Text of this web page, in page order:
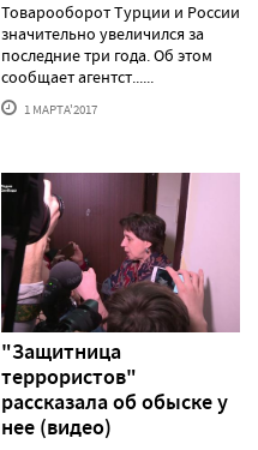
Товарооборот Турции и России
значительно увеличился за
последние три года. Об этом
сообщает агентст......
1 МАРТА'2017
"Защитница
террористов"
рассказала об обыске у
нее (видео)